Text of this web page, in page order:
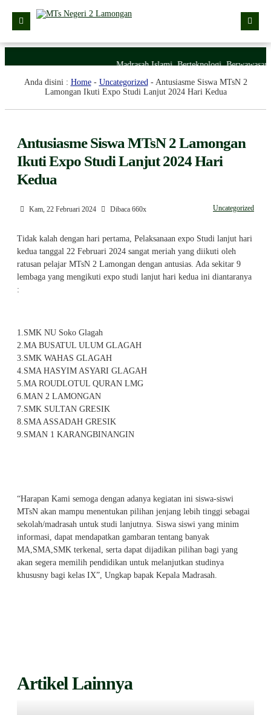
Profil Madrasah
PTSP
Struktur Organisasi Madrasah
Madrasah Islami, Berteknologi,
Anda disini : Home- Uncategorized- Antusiasme Siswa MTsN 2
Lamongan Ikuti Expo Studi Lanjut 2024 Hari Kedua
Antusiasme Siswa MTsN 2 Lamongan
Ikuti Expo Studi Lanjut 2024 Hari
Kedua
Kam, 22 Februari 2024 Dibaca 660x Uncategorized
Tidak kalah dengan hari pertama, Pelaksanaan expo Studi lanjut hari
kedua tanggal 22 Februari 2024 sangat meriah yang diikuti oleh
ratusan pelajar MTsN 2 Lamongan dengan antusias. Ada sekitar 9
lembaga yang mengikuti expo studi lanjut hari kedua ini diantaranya
:
1.SMK NU Soko Glagah
2.MA BUSATUL ULUM GLAGAH
3.SMK WAHAS GLAGAH
4.SMA HASYIM ASYARI GLAGAH
5.MA ROUDLOTUL QURAN LMG
6.MAN 2 LAMONGAN
7.SMK SULTAN GRESIK
8.SMA ASSADAH GRESIK
9.SMAN 1 KARANGBINANGIN
“Harapan Kami semoga dengan adanya kegiatan ini siswa-siswi
MTsN akan mampu menentukan pilihan jenjang lebih tinggi sebagai
sekolah/madrasah untuk studi lanjutnya. Siswa siswi yang minim
informasi, dapat mendapatkan gambaran tentang banyak
MA,SMA,SMK terkenal, serta dapat dijadikan pilihan bagi yang
akan segera memilih pendidikan untuk melanjutkan studinya
khususny bagi kelas IX”, Ungkap bapak Kepala Madrasah.
Artikel Lainnya